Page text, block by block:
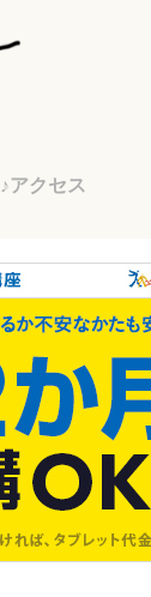
♪アクセス